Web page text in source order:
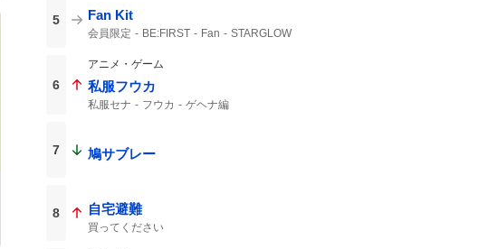
5 Fan Kit
会員限定 BE:FIRST Fan STARGLOW
6
アニメ・ゲーム
私服フウカ
私服セナ フウカ ゲヘナ編
7 鳩サブレー
8 自宅避難
買ってください